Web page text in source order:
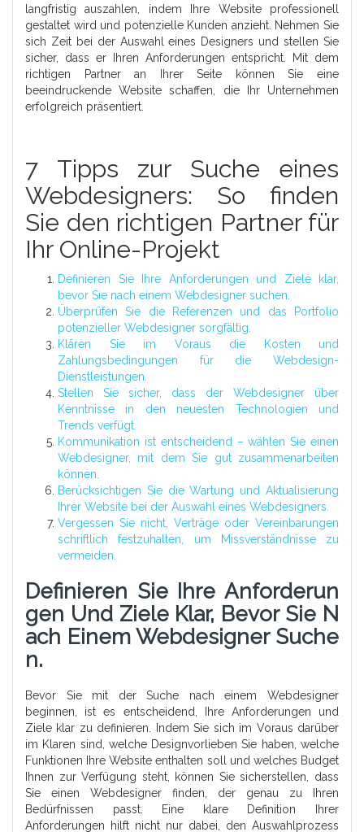
langfristig auszahlen, indem Ihre Website professionell
gestaltet wird und potenzielle Kunden anzieht. Nehmen Sie
sich Zeit bei der Auswahl eines Designers und stellen Sie
sicher, dass er Ihren Anforderungen entspricht. Mit dem
richtigen Partner an Ihrer Seite können Sie eine
beeindruckende Website schaffen, die Ihr Unternehmen
erfolgreich präsentiert.
7 Tipps zur Suche eines
Webdesigners: So finden
Sie den richtigen Partner für
Ihr Online-Projekt
Definieren Sie Ihre Anforderungen und Ziele klar,
bevor Sie nach einem Webdesigner suchen.
Überprüfen Sie die Referenzen und das Portfolio
potenzieller Webdesigner sorgfältig.
Klären Sie im Voraus die Kosten und
Zahlungsbedingungen für die Webdesign-
Dienstleistungen.
Stellen Sie sicher, dass der Webdesigner über
Kenntnisse in den neuesten Technologien und
Trends verfügt.
Kommunikation ist entscheidend – wählen Sie einen
Webdesigner, mit dem Sie gut zusammenarbeiten
können.
Berücksichtigen Sie die Wartung und Aktualisierung
Ihrer Website bei der Auswahl eines Webdesigners.
Vergessen Sie nicht, Verträge oder Vereinbarungen
schriftlich festzuhalten, um Missverständnisse zu
vermeiden.
Definieren Sie Ihre Anforderun
Gen Und Ziele Klar, Bevor Sie N
Ach Einem Webdesigner Suche
N.
Bevor Sie mit der Suche nach einem Webdesigner
beginnen, ist es entscheidend, Ihre Anforderungen und
Ziele klar zu definieren. Indem Sie sich im Voraus darüber
im Klaren sind, welche Designvorlieben Sie haben, welche
Funktionen Ihre Website enthalten soll und welches Budget
Ihnen zur Verfügung steht, können Sie sicherstellen, dass
Sie einen Webdesigner finden, der genau zu Ihren
Bedürfnissen passt. Eine klare Definition Ihrer
Anforderungen hilft nicht nur dabei, den Auswahlprozess